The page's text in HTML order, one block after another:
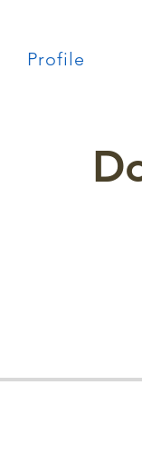
Profile